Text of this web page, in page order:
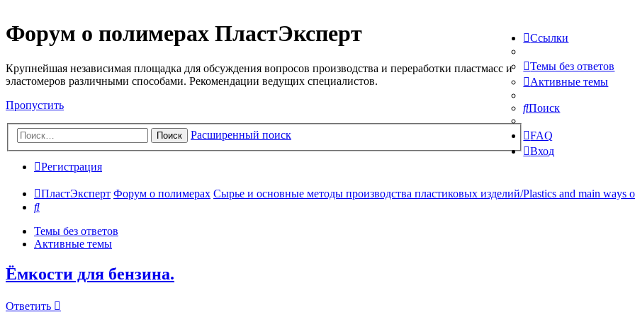
Форум о полимерах ПластЭксперт
Крупнейшая независимая площадка для обсуждения вопросов производства и переработки пластмасс и
эластомеров различными способами. Рекомендации ведущих специалистов.
Пропустить
Поиск Расширенный поиск
Ссылки
Темы без ответов
Активные темы
Поиск
FAQ
Вход
Регистрация
ПластЭксперт Форум о полимерах Сырье и основные методы производства пластиковых изделий/Plastics and main ways
Поиск
Темы без ответов
Активные темы
Ёмкости для бензина.
Ответить